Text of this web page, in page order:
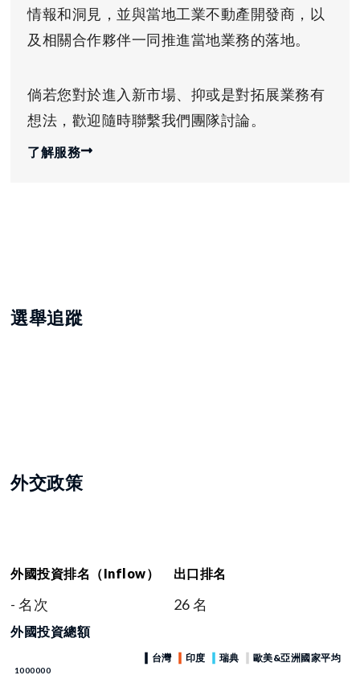
情報和洞見，並與當地工業不動產開發商，以
及相關合作夥伴一同推進當地業務的落地。
倘若您對於進入新市場、抑或是對拓展業務有
想法，歡迎隨時聯繫我們團隊討論。
了解服務
選舉追蹤
外交政策
外國投資排名（Inflow）
- 名次
出口排名
26 名
外國投資總額